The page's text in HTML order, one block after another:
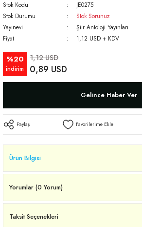
Stok Kodu
JE0275
Stok Durumu
Stok Sorunuz
Yayınevi
Şiir Antoloji Yayınları
Fiyat
1,12 USD + KDV
%20
indirim
1,12 USD
0,89 USD
Gelince Haber Ver
Paylaş
Ürün Bilgisi
Yorumlar (0 Yorum)
Taksit Seçenekleri